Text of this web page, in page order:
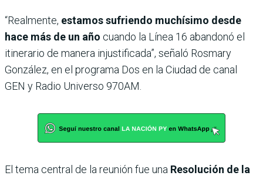
“Realmente, estamos sufriendo muchísimo desde
hace más de un año cuando la Línea 16 abandonó el
itinerario de manera injustificada”, señaló Rosmary
González, en el programa Dos en la Ciudad de canal
GEN y Radio Universo 970AM.
El tema central de la reunión fue una Resolución de la